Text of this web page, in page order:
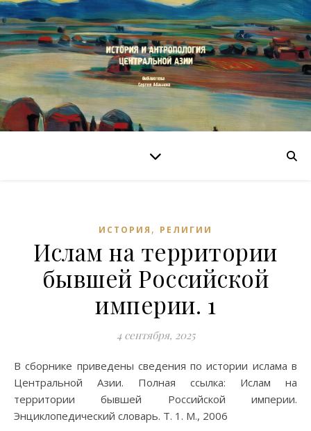
ИСТОРИЯ , РЕЛИГИИ
Ислам на территории
бывшей Российской
империи. 1
4 сентября, 2025
В сборнике приведены сведения по истории ислама в
Центральной Азии. Полная ссылка: Ислам на
территории бывшей Российской империи.
Энциклопедический словарь. Т. 1. М., 2006